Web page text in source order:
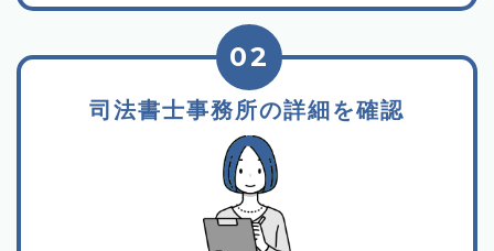
司法書士事務所の詳細を確認
02